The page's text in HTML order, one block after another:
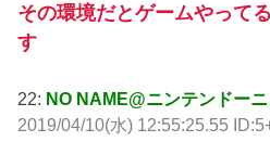
その環境だとゲームやって
す
22: NO NAME@ニンテンドー
2019/04/10(水) 12:55:25.55